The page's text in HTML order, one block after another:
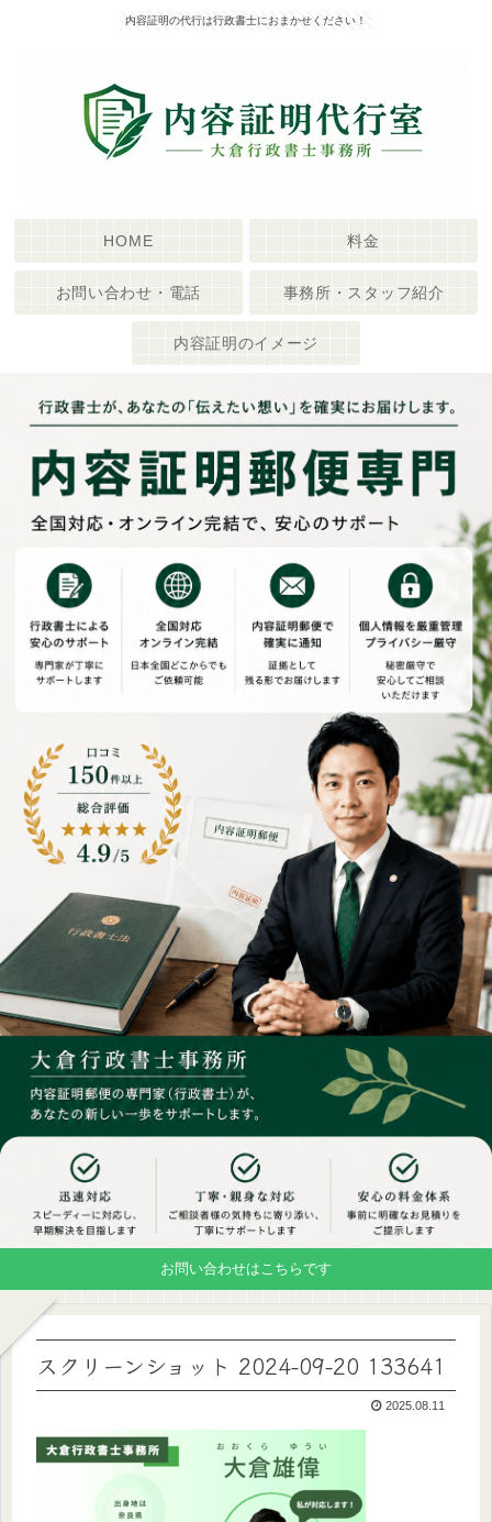
内容証明の代行は行政書士におまかせください！
HOME 料金
お問い合わせ・電話 事務所・スタッフ紹介
内容証明のイメージ
お問い合わせはこちらです
スクリーンショット 2024-09-20 133641
2025.08.11